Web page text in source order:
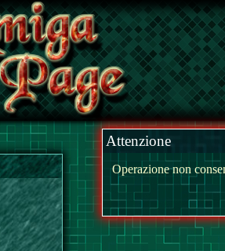
Attenzione
Operazione non